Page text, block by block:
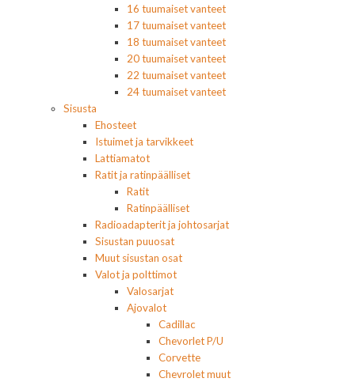
16 tuumaiset vanteet
17 tuumaiset vanteet
18 tuumaiset vanteet
20 tuumaiset vanteet
22 tuumaiset vanteet
24 tuumaiset vanteet
Sisusta
Ehosteet
Istuimet ja tarvikkeet
Lattiamatot
Ratit ja ratinpäälliset
Ratit
Ratinpäälliset
Radioadapterit ja johtosarjat
Sisustan puuosat
Muut sisustan osat
Valot ja polttimot
Valosarjat
Ajovalot
Cadillac
Chevorlet P/U
Corvette
Chevrolet muut